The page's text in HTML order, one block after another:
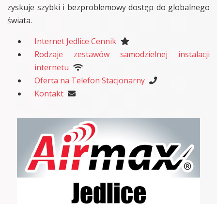
zyskuje szybki i bezproblemowy dostęp do globalnego
świata.
Internet Jedlice Cennik
Rodzaje zestawów samodzielnej instalacji
internetu
Oferta na Telefon Stacjonarny
Kontakt